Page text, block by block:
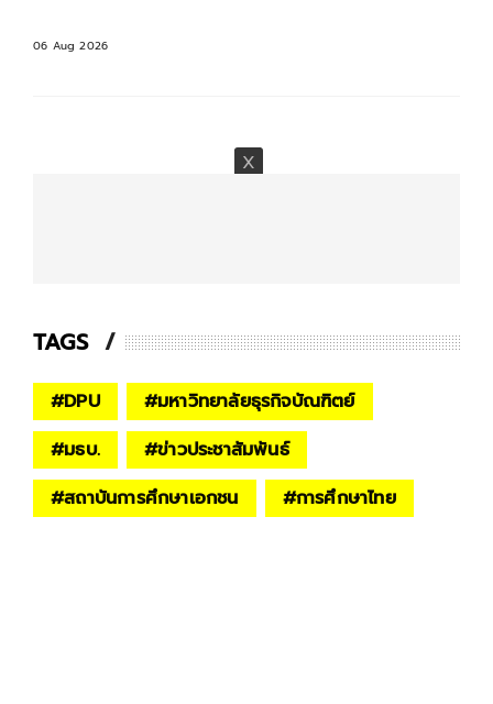
06 Aug 2026
TAGS
#DPU #มหาวิทยาลัยธุรกิจบัณฑิตย์
#มธบ. #ข่าวประชาสัมพันธ์
#สถาบันการศึกษาเอกชน #การศึกษาไทย